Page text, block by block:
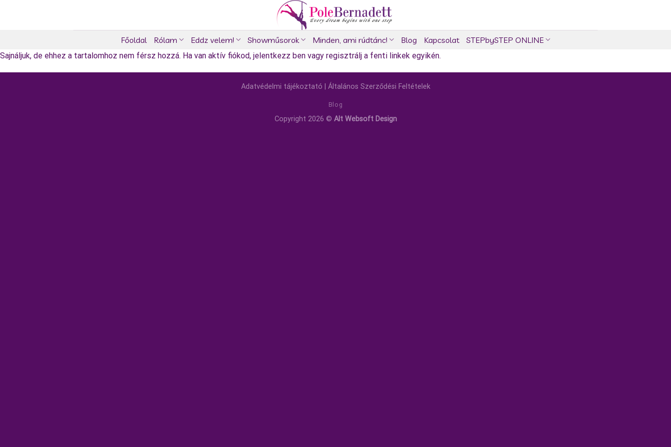
Főoldal Rólam Eddz velem! Showműsorok Minden, ami rúdtánc! Blog Kapcsolat STEPbySTEP ONLINE
Sajnáljuk, de ehhez a tartalomhoz nem férsz hozzá. Ha van aktív fiókod, jelentkezz ben vagy regisztrálj a fenti linkek egyikén.
Adatvédelmi tájékoztató Általános Szerződési Feltételek
Blog
Copyright 2026 © Alt Websoft Design